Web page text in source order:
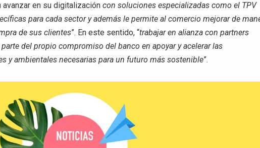
avanzar en su digitalización con soluciones especializadas como el TPV
para cada sector y además le permite al comercio mejorar de
de sus clientes”. En este sentido, “trabajar en alianza con partners
del propio compromiso del banco en apoyar y acelerar las
y ambientales necesarias para un futuro más sostenible”.